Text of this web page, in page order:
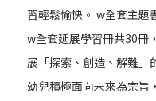
習輕鬆愉快。 w全套主題
w全套延展學習冊共30冊
展「探索、創造、解難」
幼兒積極面向未來為宗旨